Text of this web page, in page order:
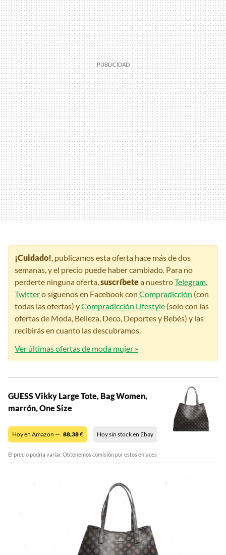
¡Cuidado!, publicamos esta oferta hace más de dos
semanas, y el precio puede haber cambiado. Para no
perderte ninguna oferta,suscríbetea nuestroTelegram,
Twittero síguenos en Facebook con Compradicción (con
todas las ofertas) yCompradicción Lifestyle (solo con las
ofertas de Moda, Belleza, Deco, Deportes y Bebés) y las
recibirás en cuanto las descubramos.
Ver últimas ofertas de moda mujer »
GUESS Vikky Large Tote, Bag Women,
marrón, One Size
Hoy en Amazon — 88,38€ Hoy sin stock en Ebay
El precio podría variar. Obtenemos comisión por estos enlaces